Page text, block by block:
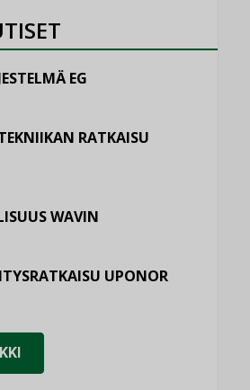
EG
RATKAISU
WAVIN
UPONOR